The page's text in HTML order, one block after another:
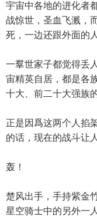
宇宙中各地的进化者
战惊世，圣血飞溅，
死，一边还跟外面的
一羣世家子都觉得丢
宙精英自居，都是各
十大、前二十大强族
正是因爲这两个人掐
的话，现在的战斗让
轰！
楚风出手，手持紫金
星空骑士中的另外一